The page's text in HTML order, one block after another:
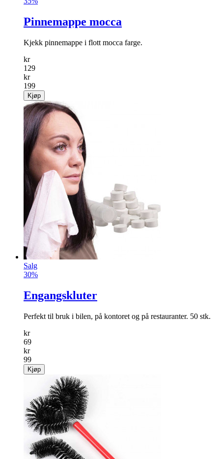
Pinnemappe mocca
Kjekk pinnemappe i flott mocca farge.
kr
129
kr
199
Kjøp
Salg
30%
Engangskluter
Perfekt til bruk i bilen, på kontoret og på restauranter. 50 stk.
kr
69
kr
99
Kjøp